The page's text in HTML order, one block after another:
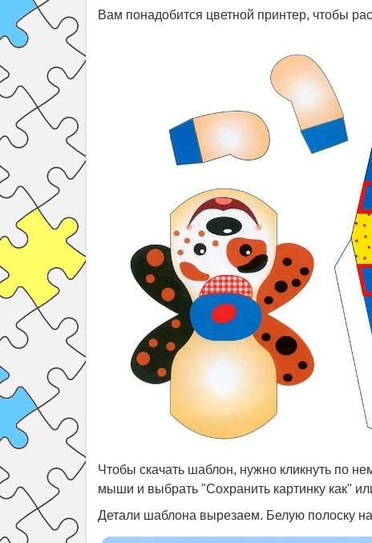
Вам понадобится цветной принтер, чтобы
Чтобы скачать шаблон, нужно кликнуть по
мыши и выбрать "Сохранить картинку как"
Детали шаблона вырезаем. Белую полоску